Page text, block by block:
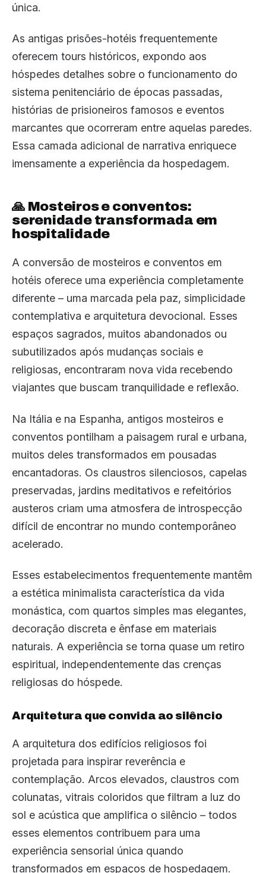
única.
As antigas prisões-hotéis frequentemente
oferecem tours históricos, expondo aos
hóspedes detalhes sobre o funcionamento do
sistema penitenciário de épocas passadas,
histórias de prisioneiros famosos e eventos
marcantes que ocorreram entre aquelas paredes.
Essa camada adicional de narrativa enriquece
imensamente a experiência da hospedagem.
🙏 Mosteiros e conventos:
serenidade transformada em
hospitalidade
A conversão de mosteiros e conventos em
hotéis oferece uma experiência completamente
diferente – uma marcada pela paz, simplicidade
contemplativa e arquitetura devocional. Esses
espaços sagrados, muitos abandonados ou
subutilizados após mudanças sociais e
religiosas, encontraram nova vida recebendo
viajantes que buscam tranquilidade e reflexão.
Na Itália e na Espanha, antigos mosteiros e
conventos pontilham a paisagem rural e urbana,
muitos deles transformados em pousadas
encantadoras. Os claustros silenciosos, capelas
preservadas, jardins meditativos e refeitórios
austeros criam uma atmosfera de introspecção
difícil de encontrar no mundo contemporâneo
acelerado.
Esses estabelecimentos frequentemente mantêm
a estética minimalista característica da vida
monástica, com quartos simples mas elegantes,
decoração discreta e ênfase em materiais
naturais. A experiência se torna quase um retiro
espiritual, independentemente das crenças
religiosas do hóspede.
Arquitetura que convida ao silêncio
A arquitetura dos edifícios religiosos foi
projetada para inspirar reverência e
contemplação. Arcos elevados, claustros com
colunatas, vitrais coloridos que filtram a luz do
sol e acústica que amplifica o silêncio – todos
esses elementos contribuem para uma
experiência sensorial única quando
transformados em espaços de hospedagem.